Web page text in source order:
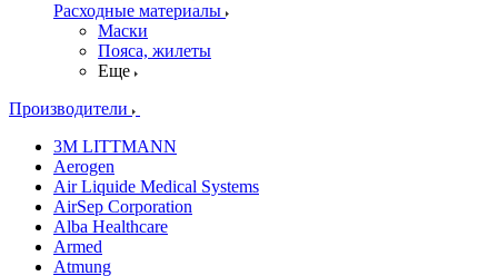
Расходные материалы
Маски
Пояса, жилеты
Еще
Производители
3M LITTMANN
Aerogen
Air Liquide Medical Systems
AirSep Corporation
Alba Healthcare
Armed
Atmung